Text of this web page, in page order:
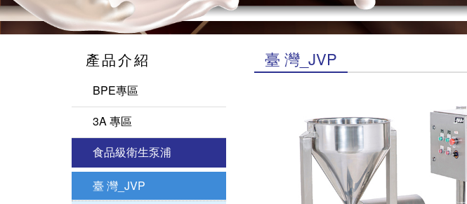
產品介紹
BPE專區
3A 專區
英 國_FLOTRONIC
西班牙_INOXPA
食品級衛生泵浦
臺 灣_JVP
臺 灣_JVP